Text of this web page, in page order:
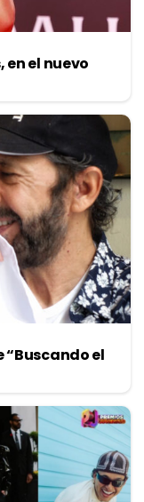
en el nuevo
“Buscando el